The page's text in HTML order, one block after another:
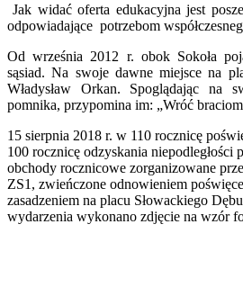
Jak widać oferta edukacyjna jest
odpowiadające potrzebom
Od września 2012 r. obok Sokoła
sąsiad. Na swoje dawne miejsce na
Władysław Orkan. Spoglądając na
pomnika, przypomina im: „Wróć
15 sierpnia 2018 r. w 110 rocznicę
100 rocznicę odzyskania niepodległości
obchody rocznicowe zorganizowane
ZS1, zwieńczone odnowieniem
zasadzeniem na placu Słowackiego
wydarzenia wykonano zdjęcie na wzór